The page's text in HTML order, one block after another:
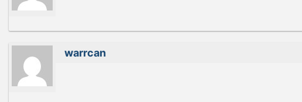
warrcan